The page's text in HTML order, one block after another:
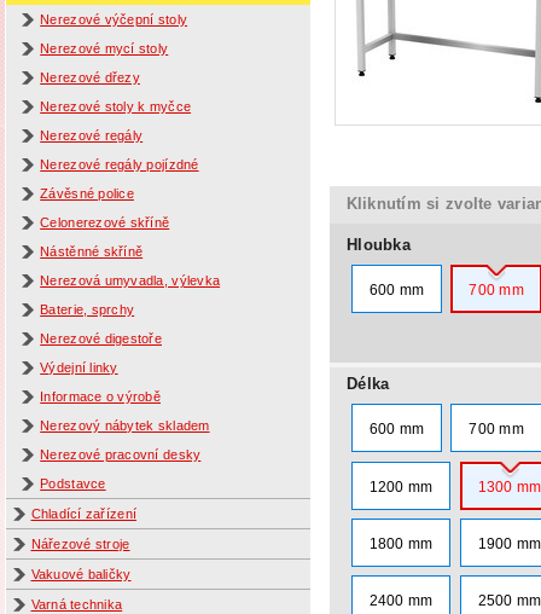
Nerezové výčepní stoly
Nerezové mycí stoly
Nerezové dřezy
Nerezové stoly k myčce
Nerezové regály
Nerezové regály pojízdné
Závěsné police
Celonerezové skříně
Nástěnné skříně
Nerezová umyvadla, výlevka
Baterie, sprchy
Nerezové digestoře
Výdejní linky
Informace o výrobě
Nerezový nábytek skladem
Nerezové pracovní desky
Podstavce
Chladící zařízení
Nářezové stroje
Vakuové baličky
Varná technika
Kliknutím si zvolte
Hloubka
600 mm 700 mm
Délka
600 mm 700 mm
1200 mm 1300 mm
1800 mm 1900 mm
2400 mm 2500 mm